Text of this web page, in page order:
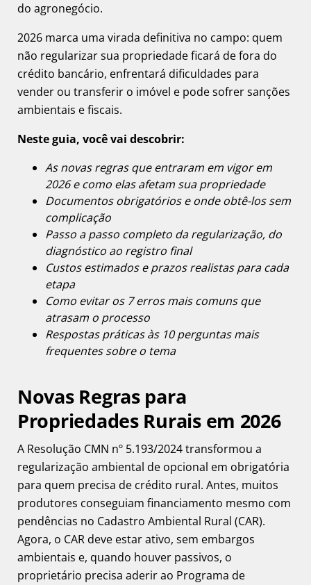
do agronegócio.
2026 marca uma virada definitiva no campo: quem
não regularizar sua propriedade ficará de fora do
crédito bancário, enfrentará dificuldades para
vender ou transferir o imóvel e pode sofrer sanções
ambientais e fiscais.
Neste guia, você vai descobrir:
As novas regras que entraram em vigor em
2026 e como elas afetam sua propriedade
Documentos obrigatórios e onde obtê-los sem
complicação
Passo a passo completo da regularização, do
diagnóstico ao registro final
Custos estimados e prazos realistas para cada
etapa
Como evitar os 7 erros mais comuns que
atrasam o processo
Respostas práticas às 10 perguntas mais
frequentes sobre o tema
Novas Regras para
Propriedades Rurais em 2026
A Resolução CMN nº 5.193/2024 transformou a
regularização ambiental de opcional em obrigatória
para quem precisa de crédito rural. Antes, muitos
produtores conseguiam financiamento mesmo com
pendências no Cadastro Ambiental Rural (CAR).
Agora, o CAR deve estar ativo, sem embargos
ambientais e, quando houver passivos, o
proprietário precisa aderir ao Programa de